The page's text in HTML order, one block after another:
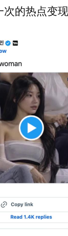
的热点变现